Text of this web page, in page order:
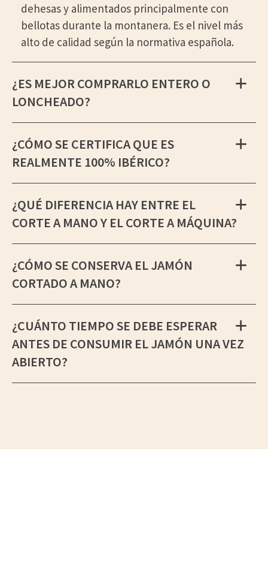
dehesas y alimentados principalmente con
bellotas durante la montanera. Es el nivel más
alto de calidad según la normativa española.
¿ES MEJOR COMPRARLO ENTERO O
LONCHEADO?
¿CÓMO SE CERTIFICA QUE ES
REALMENTE 100% IBÉRICO?
¿QUÉ DIFERENCIA HAY ENTRE EL
CORTE A MANO Y EL CORTE A MÁQUINA?
¿CÓMO SE CONSERVA EL JAMÓN
CORTADO A MANO?
¿CUÁNTO TIEMPO SE DEBE ESPERAR
ANTES DE CONSUMIR EL JAMÓN UNA VEZ
ABIERTO?